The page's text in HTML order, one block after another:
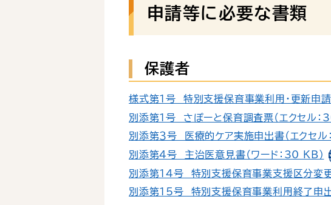
申請等に必要な書類
保護者
様式第１号 特別支援保育事業利用・更新申請
別添第１号 さぽーと保育調査票（エクセル：
別添第３号 医療的ケア実施申出書（エクセル
別添第4号 主治医意見書（ワード：30 KB）
別添第14号 特別支援保育事業支援区分変更
別添第15号 特別支援保育事業利用終了申出